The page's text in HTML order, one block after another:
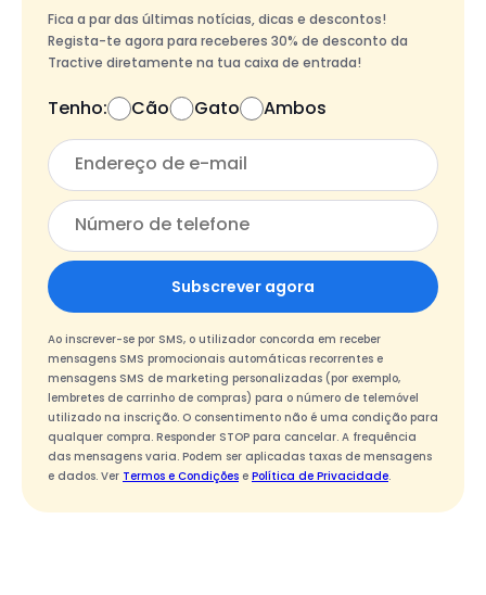
Fica a par das últimas notícias, dicas e descontos!
Regista-te agora para receberes 30% de desconto da
Tractive diretamente na tua caixa de entrada!
Tenho: Cão Gato Ambos
Subscrever agora
Ao inscrever-se por SMS, o utilizador concorda em receber
mensagens SMS promocionais automáticas recorrentes e
mensagens SMS de marketing personalizadas (por exemplo,
lembretes de carrinho de compras) para o número de telemóvel
utilizado na inscrição. O consentimento não é uma condição para
qualquer compra. Responder STOP para cancelar. A frequência
das mensagens varia. Podem ser aplicadas taxas de mensagens
e dados. Ver Termos e Condições e Política de Privacidade.